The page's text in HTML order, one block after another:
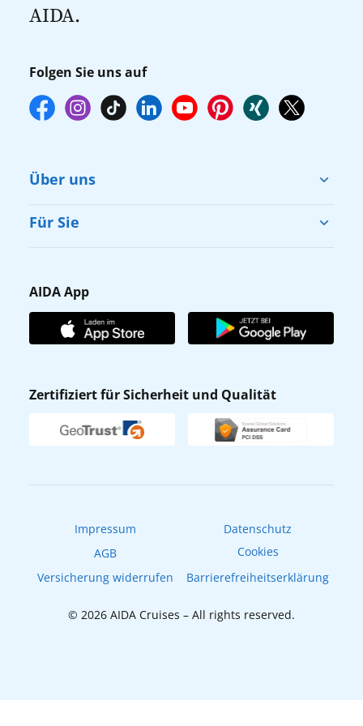
online über myAIDA vorzunehmen.
AIDA.
Folgen Sie uns auf
Über uns
Cruise & Help
Karriere
Affiliateprogramm
Verhaltens- & Ethikkodex
Newsletter
Für Sie
Gästefragebogen
AIDA Club
AIDA App
Zertifiziert für Sicherheit und Qualität
Impressum
Datenschutz
AGB
Cookies
Versicherung widerrufen
Barrierefreiheitserklärung
© 2026 AIDA Cruises – All rights reserved.